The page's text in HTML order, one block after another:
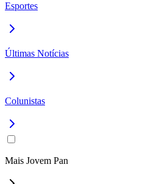
Esportes
Últimas Notícias
Colunistas
Mais Jovem Pan